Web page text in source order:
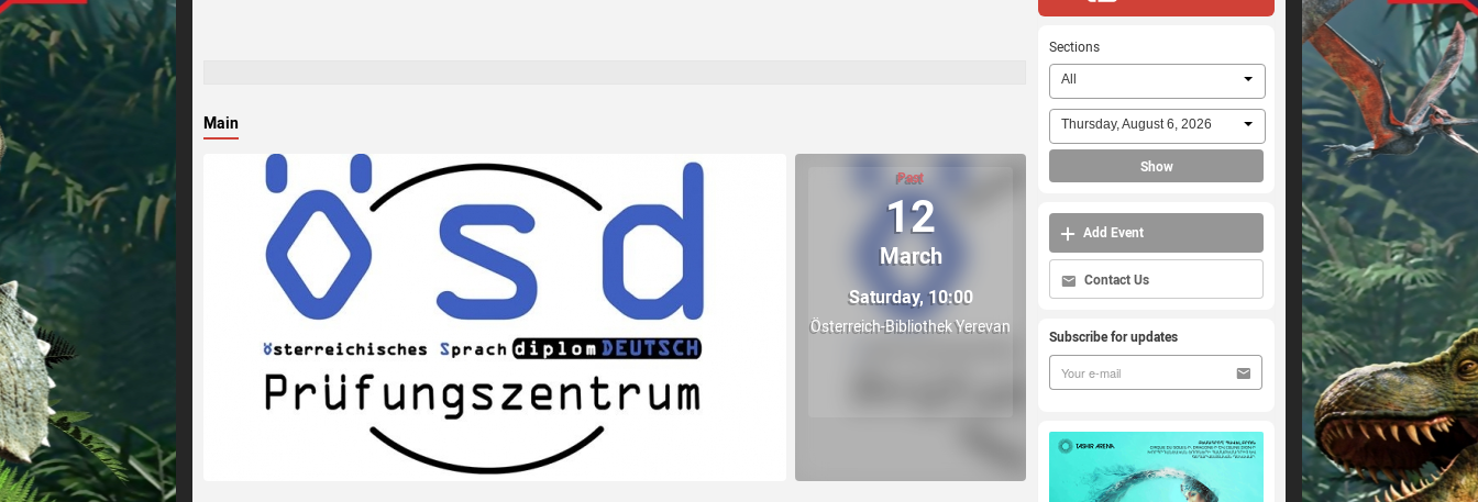
Main
Past
12
March
Saturday, 10:00
Österreich-Bibliothek Yerevan
Sections
All
Thursday, August 6, 2026
Show
Add Event
Contact Us
Subscribe for updates